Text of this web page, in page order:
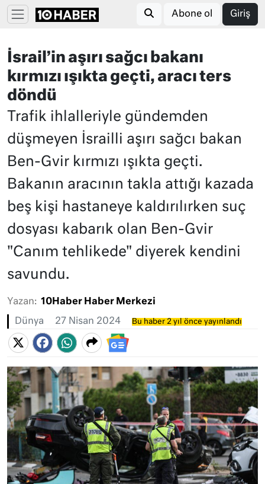
Abone ol Giriş
İsrail’in aşırı sağcı bakanı
kırmızı ışıkta geçti, aracı ters
döndü
Trafik ihlalleriyle gündemden
düşmeyen İsrailli aşırı sağcı bakan
Ben-Gvir kırmızı ışıkta geçti.
Bakanın aracının takla attığı kazada
beş kişi hastaneye kaldırılırken suç
dosyası kabarık olan Ben-Gvir
"Canım tehlikede" diyerek kendini
savundu.
Yazan: 10Haber Haber Merkezi
Dünya 27 Nisan 2024 Bu haber 2 yıl önce yayınlandı